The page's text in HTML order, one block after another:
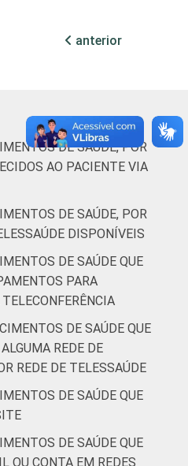
internação
52
apoio à
diagnose e
terapia
51 48
Interior 34
Centro Regional de
da
(Cetic.br),
das tecnologias de
nos
de saúde brasileiros - TIC
anterior
DE SAÚDE, POR
AO PACIENTE VIA
DE SAÚDE, POR
DISPONÍVEIS
DE SAÚDE QUE
PARA
DE SAÚDE QUE
REDE DE
REDE DE TELESSAÚDE
DE SAÚDE QUE
DE SAÚDE QUE
OU CONTA EM REDES